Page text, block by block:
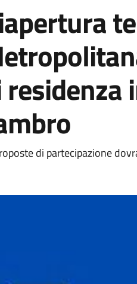
residenza
di partecipazione